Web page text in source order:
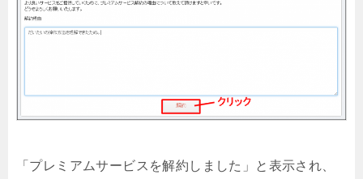
「プレミアムサービスを解約しました」と表示され、